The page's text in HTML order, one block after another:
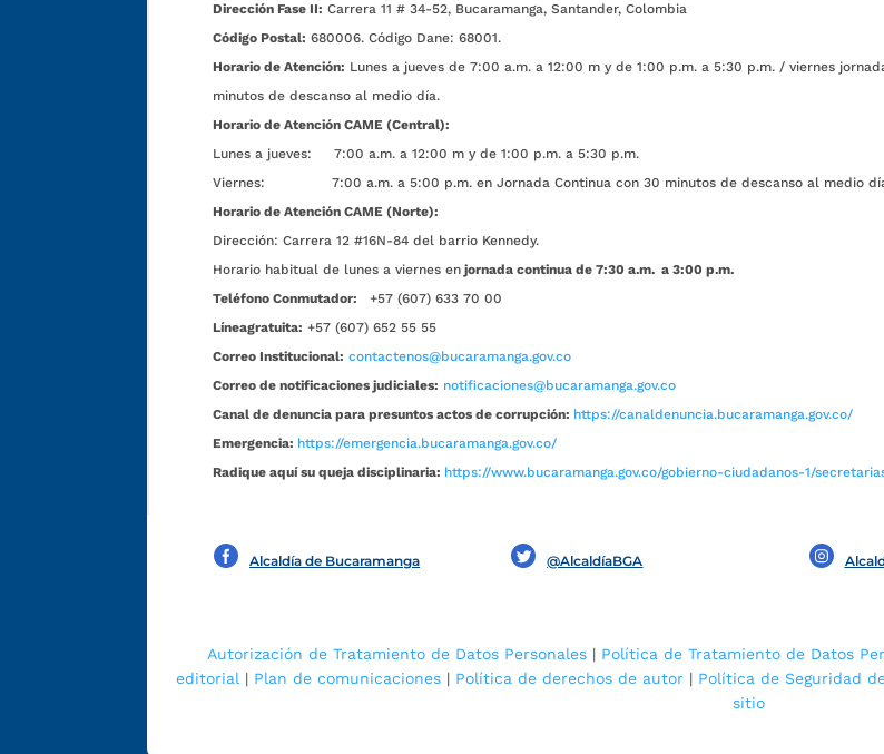
Dirección Fase II: Carrera 11 # 34-52, Bucaramanga, Santander, Colombia
Código Postal: 680006. Código Dane: 68001.
Horario de Atención: Lunes a jueves de 7:00 a.m. a 12:00 m y de 1:00 p.m. a 5:30 p.m. / viernes
minutos de descanso al medio día.
Horario de Atención CAME (Central):
Lunes a jueves: 7:00 a.m. a 12:00 m y de 1:00 p.m. a 5:30 p.m.
Viernes: 7:00 a.m. a 5:00 p.m. en Jornada Continua con 30 minutos de descanso al medio
Horario de Atención CAME (Norte):
Dirección: Carrera 12 #16N-84 del barrio Kennedy.
Horario habitual de lunes a viernes en jornada continua de 7:30 a.m. a 3:00 p.m.
Teléfono Conmutador:
+57 (607) 633 70 00
Líneagratuita: +57 (607) 652 55 55
Correo Institucional: contactenos@bucaramanga.gov.co
Correo de notificaciones judiciales: notificaciones@bucaramanga.gov.co
Canal de denuncia para presuntos actos de corrupción: https://canaldenuncia.bucaramanga.gov.co/
Emergencia: https://emergencia.bucaramanga.gov.co/
Radique aquí su queja disciplinaria: https://www.bucaramanga.gov.co/gobierno-ciudadanos-1/
Alcaldía de Bucaramanga @AlcaldíaBGA
Autorización de Tratamiento de Datos Personales | Política de Tratamiento de Datos
editorial | Plan de comunicaciones | Política de derechos de autor | Política de Seguridad
sitio